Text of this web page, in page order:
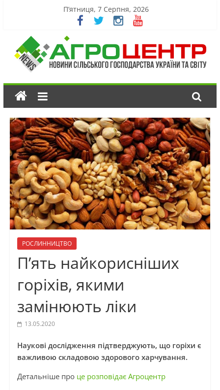
П’ятниця, 7 Серпня, 2026
РОСЛИННИЦТВО
П’ять найкорисніших
горіхів, якими
замінюють ліки
13.05.2020
Наукові дослідження підтверджують, що горіхи є
важливою складовою здорового харчування.
Детальніше про це розповідає Агроцентр